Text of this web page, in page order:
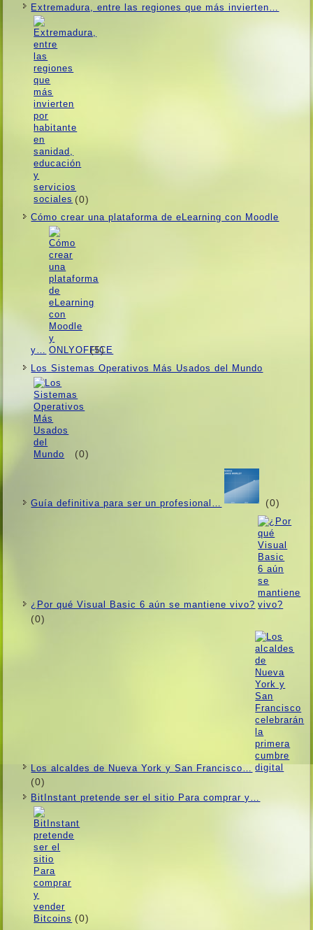
Extremadura, entre las regiones que más invierten…
(0)
Cómo crear una plataforma de eLearning con Moodle
y… (5)
Los Sistemas Operativos Más Usados ​​del Mundo
(0)
Guí­a definitiva para ser un profesional… (0)
¿Por qué Visual Basic 6 aún se mantiene vivo?
(0)
Los alcaldes de Nueva York y San Francisco…
(0)
BitInstant pretende ser el sitio Para comprar y…
(0)